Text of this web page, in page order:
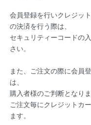
会員登録を行いクレジッ
の決済を行う際は、
セキュリティーコードの
さい。
また、ご注文の際に会員
は、
購入者様のご判断となり
ご注文毎にクレジットカ
ます。